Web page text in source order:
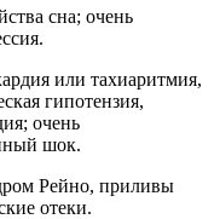
сна; очень
или тахиаритмия,
гипотензия,
очень
шок.
Рейно, приливы
отеки.